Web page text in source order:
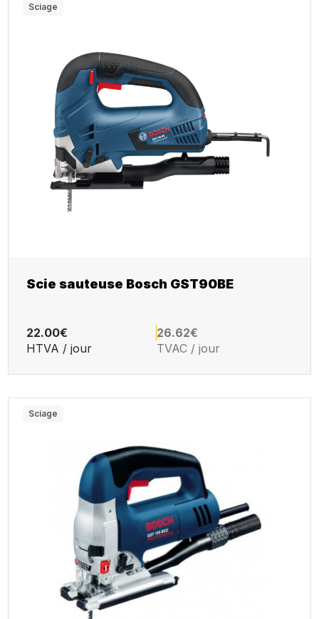
Sciage
Scie sauteuse Bosch GST90BE
22.00€
26.62€
HTVA / jour
TVAC / jour
Sciage